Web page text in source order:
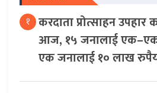
१ करदाता प्रोत्साहन उपहार
आज, १५ जनालाई
एक जनालाई १० लाख